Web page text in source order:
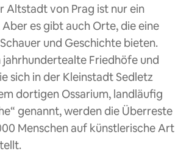
Altstadt von Prag ist nur ein
Aber es gibt auch Orte, die eine
und Geschichte bieten.
jahrhundertealte Friedhöfe und
sich in der Kleinstadt Sedletz
dortigen Ossarium, landläufig
genannt, werden die Überreste
Menschen auf künstlerische Art